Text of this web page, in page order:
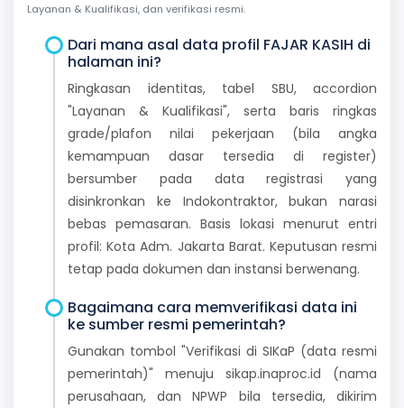
Layanan & Kualifikasi, dan verifikasi resmi.
Dari mana asal data profil FAJAR KASIH di
halaman ini?
Ringkasan identitas, tabel SBU, accordion
"Layanan & Kualifikasi", serta baris ringkas
grade/plafon nilai pekerjaan (bila angka
kemampuan dasar tersedia di register)
bersumber pada data registrasi yang
disinkronkan ke Indokontraktor, bukan narasi
bebas pemasaran. Basis lokasi menurut entri
profil: Kota Adm. Jakarta Barat. Keputusan resmi
tetap pada dokumen dan instansi berwenang.
Bagaimana cara memverifikasi data ini
ke sumber resmi pemerintah?
Gunakan tombol "Verifikasi di SIKaP (data resmi
pemerintah)" menuju sikap.inaproc.id (nama
perusahaan, dan NPWP bila tersedia, dikirim